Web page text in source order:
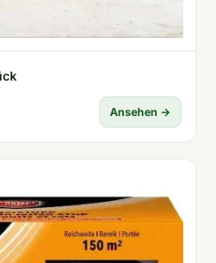
Ansehen →